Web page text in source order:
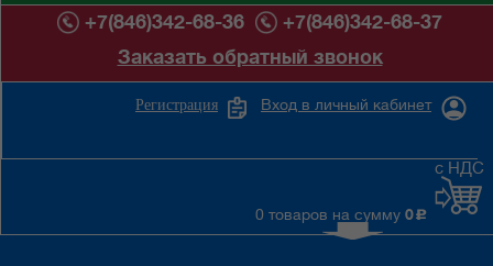
+7(846)342-68-36
+7(846)342-68-37
Заказать обратный звонок
Вход в личный кабинет
Регистрация
0 товаров на сумму 0 c
с НДС